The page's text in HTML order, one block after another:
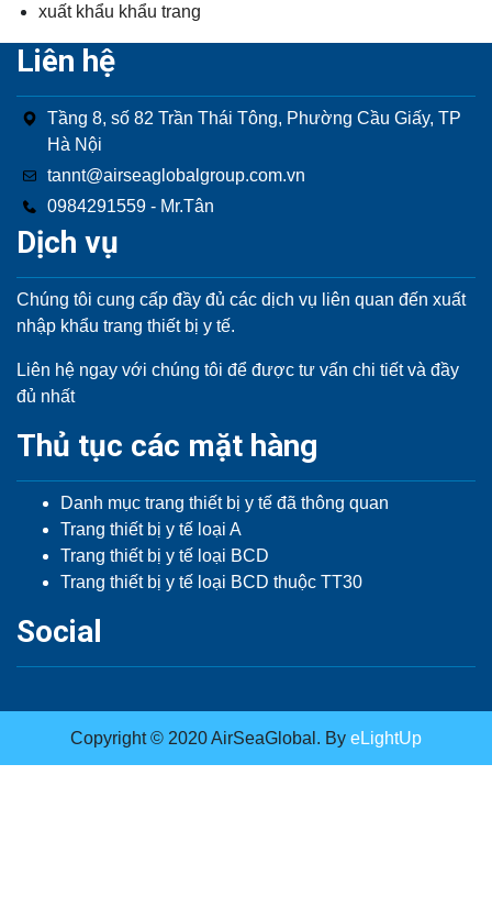
xuất khẩu khẩu trang
Liên hệ
Tầng 8, số 82 Trần Thái Tông, Phường Cầu Giấy, TP
Hà Nội
tannt@airseaglobalgroup.com.vn
0984291559 - Mr.Tân
Dịch vụ
Chúng tôi cung cấp đầy đủ các dịch vụ liên quan đến xuất
nhập khẩu trang thiết bị y tế.
Liên hệ ngay với chúng tôi để được tư vấn chi tiết và đầy
đủ nhất
Thủ tục các mặt hàng
Danh mục trang thiết bị y tế đã thông quan
Trang thiết bị y tế loại A
Trang thiết bị y tế loại BCD
Trang thiết bị y tế loại BCD thuộc TT30
Social
Copyright © 2020 AirSeaGlobal. By eLightUp